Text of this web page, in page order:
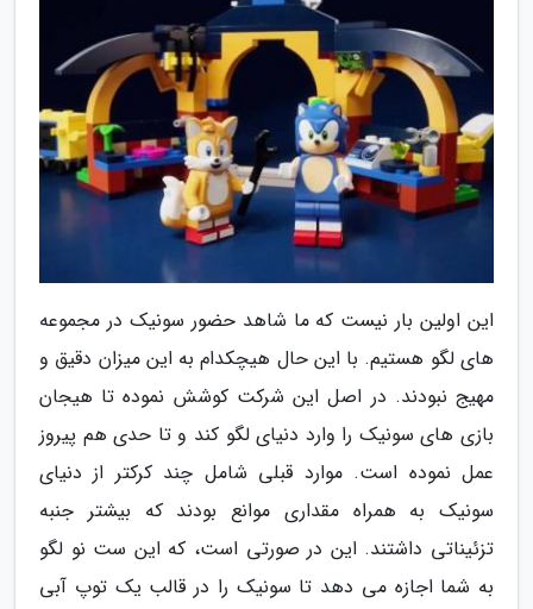
این اولین بار نیست که ما شاهد حضور سونیک در مجموعه
های لگو هستیم. با این حال هیچکدام به این میزان دقیق و
مهیج نبودند. در اصل این شرکت کوشش نموده تا هیجان
بازی های سونیک را وارد دنیای لگو کند و تا حدی هم پیروز
عمل نموده است. موارد قبلی شامل چند کرکتر از دنیای
سونیک به همراه مقداری موانع بودند که بیشتر جنبه
تزئیناتی داشتند. این در صورتی است، که این ست نو لگو
به شما اجازه می دهد تا سونیک را در قالب یک توپ آبی